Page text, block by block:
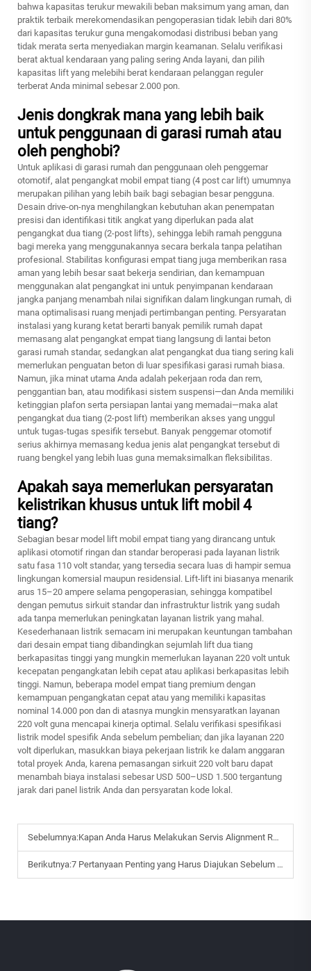
bahwa kapasitas terukur mewakili beban maksimum yang aman, dan
praktik terbaik merekomendasikan pengoperasian tidak lebih dari 80%
dari kapasitas terukur guna mengakomodasi distribusi beban yang
tidak merata serta menyediakan margin keamanan. Selalu verifikasi
berat aktual kendaraan yang paling sering Anda layani, dan pilih
kapasitas lift yang melebihi berat kendaraan pelanggan reguler
terberat Anda minimal sebesar 2.000 pon.
Jenis dongkrak mana yang lebih baik
untuk penggunaan di garasi rumah atau
oleh penghobi?
Untuk aplikasi di garasi rumah dan penggunaan oleh penggemar
otomotif, alat pengangkat mobil empat tiang (4 post car lift) umumnya
merupakan pilihan yang lebih baik bagi sebagian besar pengguna.
Desain drive-on-nya menghilangkan kebutuhan akan penempatan
presisi dan identifikasi titik angkat yang diperlukan pada alat
pengangkat dua tiang (2-post lifts), sehingga lebih ramah pengguna
bagi mereka yang menggunakannya secara berkala tanpa pelatihan
profesional. Stabilitas konfigurasi empat tiang juga memberikan rasa
aman yang lebih besar saat bekerja sendirian, dan kemampuan
menggunakan alat pengangkat ini untuk penyimpanan kendaraan
jangka panjang menambah nilai signifikan dalam lingkungan rumah, di
mana optimalisasi ruang menjadi pertimbangan penting. Persyaratan
instalasi yang kurang ketat berarti banyak pemilik rumah dapat
memasang alat pengangkat empat tiang langsung di lantai beton
garasi rumah standar, sedangkan alat pengangkat dua tiang sering kali
memerlukan penguatan beton di luar spesifikasi garasi rumah biasa.
Namun, jika minat utama Anda adalah pekerjaan roda dan rem,
penggantian ban, atau modifikasi sistem suspensi—dan Anda memiliki
ketinggian plafon serta persiapan lantai yang memadai—maka alat
pengangkat dua tiang (2-post lift) memberikan akses yang unggul
untuk tugas-tugas spesifik tersebut. Banyak penggemar otomotif
serius akhirnya memasang kedua jenis alat pengangkat tersebut di
ruang bengkel yang lebih luas guna memaksimalkan fleksibilitas.
Apakah saya memerlukan persyaratan
kelistrikan khusus untuk lift mobil 4
tiang?
Sebagian besar model lift mobil empat tiang yang dirancang untuk
aplikasi otomotif ringan dan standar beroperasi pada layanan listrik
satu fasa 110 volt standar, yang tersedia secara luas di hampir semua
lingkungan komersial maupun residensial. Lift-lift ini biasanya menarik
arus 15–20 ampere selama pengoperasian, sehingga kompatibel
dengan pemutus sirkuit standar dan infrastruktur listrik yang sudah
ada tanpa memerlukan peningkatan layanan listrik yang mahal.
Kesederhanaan listrik semacam ini merupakan keuntungan tambahan
dari desain empat tiang dibandingkan sejumlah lift dua tiang
berkapasitas tinggi yang mungkin memerlukan layanan 220 volt untuk
kecepatan pengangkatan lebih cepat atau aplikasi berkapasitas lebih
tinggi. Namun, beberapa model empat tiang premium dengan
kemampuan pengangkatan cepat atau yang memiliki kapasitas
nominal 14.000 pon dan di atasnya mungkin mensyaratkan layanan
220 volt guna mencapai kinerja optimal. Selalu verifikasi spesifikasi
listrik model spesifik Anda sebelum pembelian; dan jika layanan 220
volt diperlukan, masukkan biaya pekerjaan listrik ke dalam anggaran
total proyek Anda, karena pemasangan sirkuit 220 volt baru dapat
menambah biaya instalasi sebesar USD 500–USD 1.500 tergantung
jarak dari panel listrik Anda dan persyaratan kode lokal.
Sebelumnya:Kapan Anda Harus Melakukan Servis Alignment Roda untuk Mobil Anda?
Berikutnya:7 Pertanyaan Penting yang Harus Diajukan Sebelum Membeli Dongkrak Mobil Hidrolik